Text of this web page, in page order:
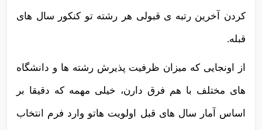
کردن آخرین رتبه ی قبولی هر رشته تو کنکور سال های
قبله.
از اونجایی که میزان ظرفیت پذیرش رشته ها و دانشگاه
های مختلف با هم فرق دارن، خیلی مهمه که دقیقا بر
اساس آمار سال های قبل اولویت هاتو وارد فرم انتخاب